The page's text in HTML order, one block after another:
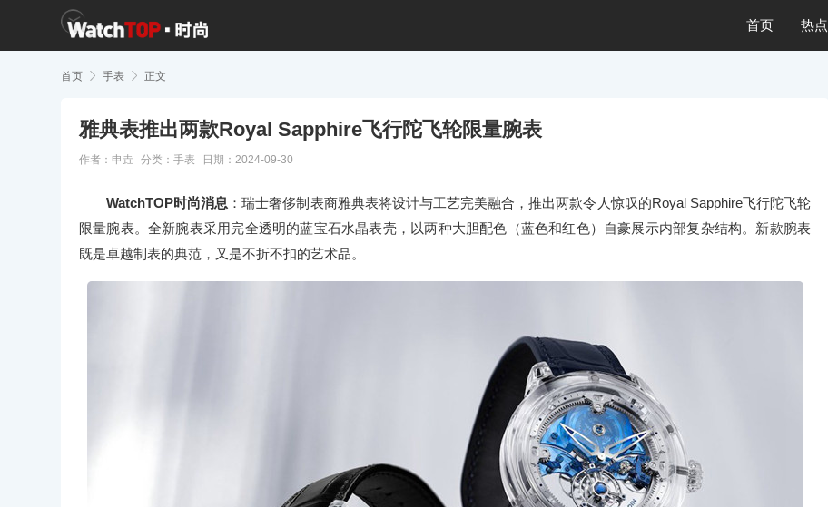
首页 热点
首页  手表  正文
雅典表推出两款Royal Sapphire飞行陀飞轮限量腕表
作者：申垚 分类： 手表 日期：2024-09-30
WatchTOP时尚消息 ：瑞士奢侈制表商雅典表将设计与工艺完美融合，推出两款令人惊叹的Royal Sapphire飞行陀飞轮
限量腕表。全新腕表采用完全透明的蓝宝石水晶表壳，以两种大胆配色（蓝色和红色）自豪展示内部复杂结构。新款腕表
既是卓越制表的典范，又是不折不扣的艺术品。